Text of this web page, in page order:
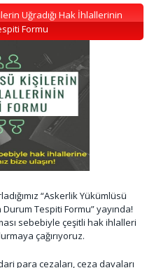
Uğradığı Hak İhlallerinin
Formu
“Askerlik Yükümlüsü
Tespiti Formu” yayında!
sebebiyle çeşitli hak ihlalleri
çağırıyoruz.
para cezaları, ceza davaları